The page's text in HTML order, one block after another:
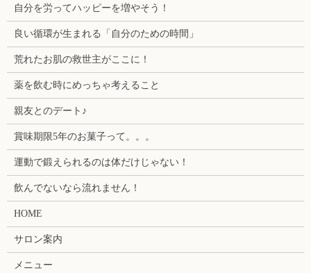
自分を労ってハッピーを増やそう！
良い循環が生まれる「自分のための時間」
荒れたお肌の救世主がここに！
薬を飲む時にめっちゃ考えること
親友とのデート♪
賞味期限5年のお菓子って。。。
運動で鍛えられるのは体だけじゃない！
飲んでないなら流れません！
HOME
サロン案内
メニュー